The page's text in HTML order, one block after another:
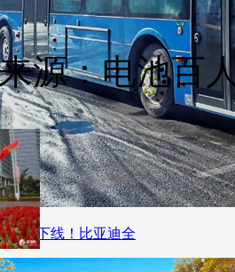
大巴下线！比亚迪全
源：电池百